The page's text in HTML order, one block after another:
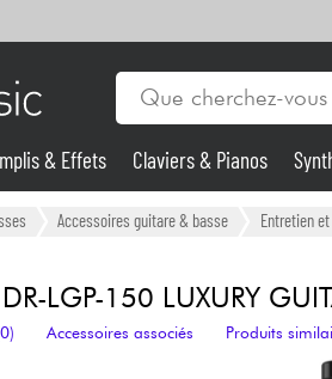
& Effets Claviers & Pianos
Accessoires guitare & basse Entretien
LGP-150 LUXURY
Accessoires associés Produits